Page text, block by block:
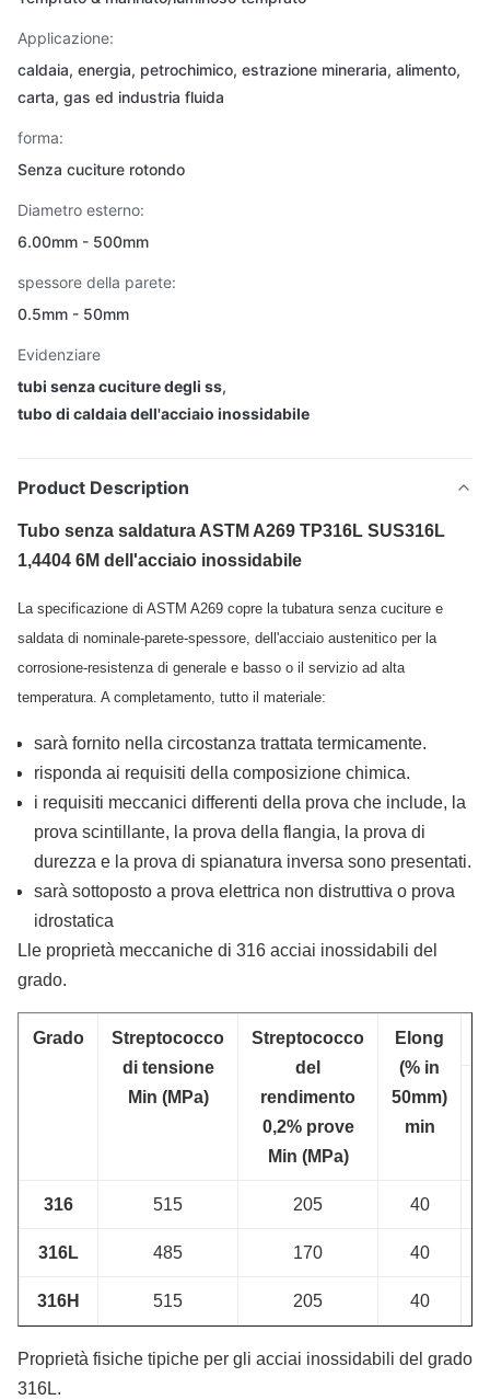
Applicazione:
caldaia, energia, petrochimico, estrazione mineraria, alimento,
carta, gas ed industria fluida
forma:
Senza cuciture rotondo
Diametro esterno:
6.00mm - 500mm
spessore della parete:
0.5mm - 50mm
Evidenziare
tubi senza cuciture degli ss,
tubo di caldaia dell'acciaio inossidabile
Product Description
Tubo senza saldatura ASTM A269 TP316L SUS316L
1,4404 6M dell'acciaio inossidabile
La specificazione di ASTM A269 copre la tubatura senza cuciture e
saldata di nominale-parete-spessore, dell'acciaio austenitico per la
corrosione-resistenza di generale e basso o il servizio ad alta
temperatura. A completamento, tutto il materiale:
sarà fornito nella circostanza trattata termicamente.
risponda ai requisiti della composizione chimica.
i requisiti meccanici differenti della prova che include, la
prova scintillante, la prova della flangia, la prova di
durezza e la prova di spianatura inversa sono presentati.
sarà sottoposto a prova elettrica non distruttiva o prova
idrostatica
Lle proprietà meccaniche di 316 acciai inossidabili del
grado.
Grado
Streptococco
di tensione
Min (MPa)
Streptococco
del
rendimento
0,2% prove
Min (MPa)
Elong
(% in
50mm)
min
316 515 205 40
316L 485 170 40
316H 515 205 40
Proprietà fisiche tipiche per gli acciai inossidabili del grado
316L.